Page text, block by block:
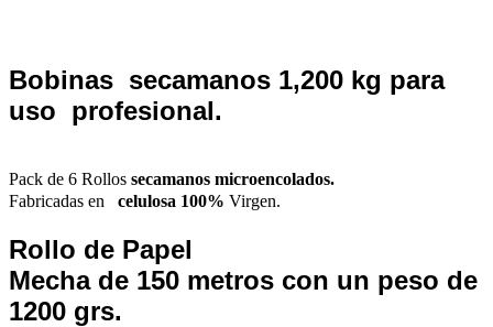
Bobinas secamanos 1,200 kg para
uso profesional.
Pack de 6 Rollos secamanos microencolados.
Fabricadas en celulosa 100% Virgen.
Rollo de Papel
Mecha de 150 metros con un peso de
1200 grs.